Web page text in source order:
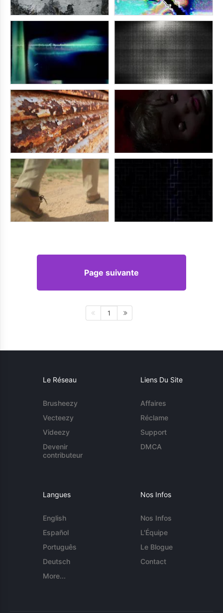
Page suivante
1
Le Réseau
Brusheezy
Vecteezy
Videezy
Devenir
contributeur
Liens Du Site
Affaires
Réclame
Support
DMCA
Langues
English
Español
Português
Deutsch
More...
Nos Infos
Nos Infos
L'Équipe
Le Blogue
Contact